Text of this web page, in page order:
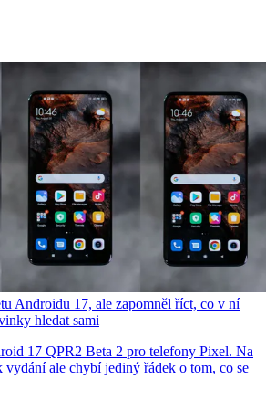
Androidu 17, ale zapomněl říct, co v ní
hledat sami
17 QPR2 Beta 2 pro telefony Pixel. Na
vydání ale chybí jediný řádek o tom, co se